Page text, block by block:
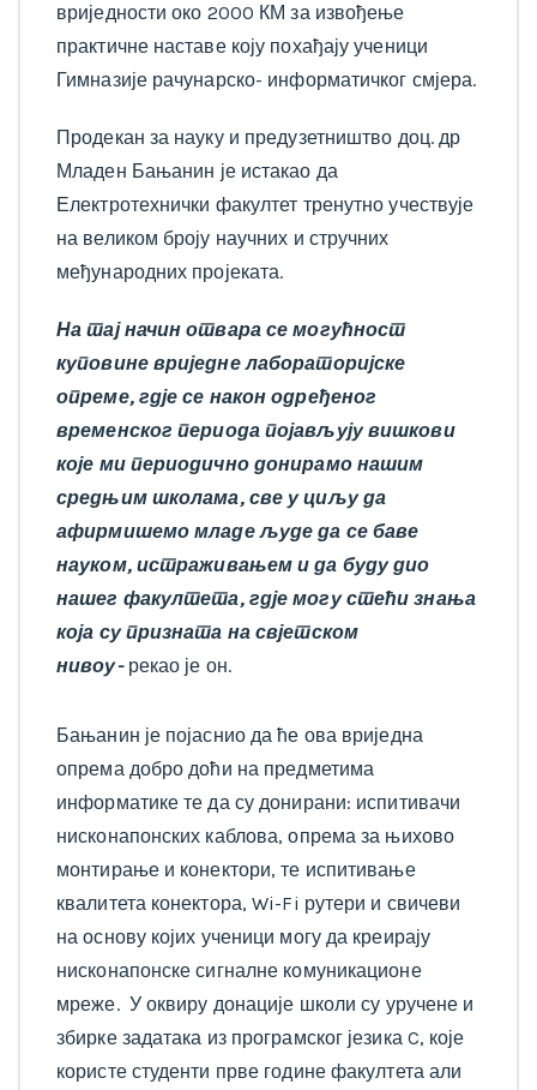
вриједности око 2000 КМ за извођење
практичне наставе коју похађају ученици
Гимназије рачунарско- информатичког смјера.
Продекан за науку и предузетништво доц. др
Младен Бањанин је истакао да
Електротехнички факултет тренутно учествује
на великом броју научних и стручних
међународних пројеката.
На тај начин отвара се могућност
куповине вриједне лабораторијске
опреме, гдје се након одређеног
временског периода појављују вишкови
које ми периодично донирамо нашим
средњим школама, све у циљу да
афирмишемо младе људе да се баве
науком, истраживањем и да буду дио
нашег факултета, гдје могу стећи знања
која су призната на свјетском
нивоу-рекао је он.
Бањанин је појаснио да ће ова вриједна
опрема добро доћи на предметима
информатике те да су донирани: испитивачи
нисконапонских каблова, опрема за њихово
монтирање и конектори, те испитивање
квалитета конектора, Wi-Fi рутери и свичеви
на основу којих ученици могу да креирају
нисконапонске сигналне комуникационе
мреже. У оквиру донације школи су уручене и
збирке задатака из програмског језика C, које
користе студенти прве године факултета али